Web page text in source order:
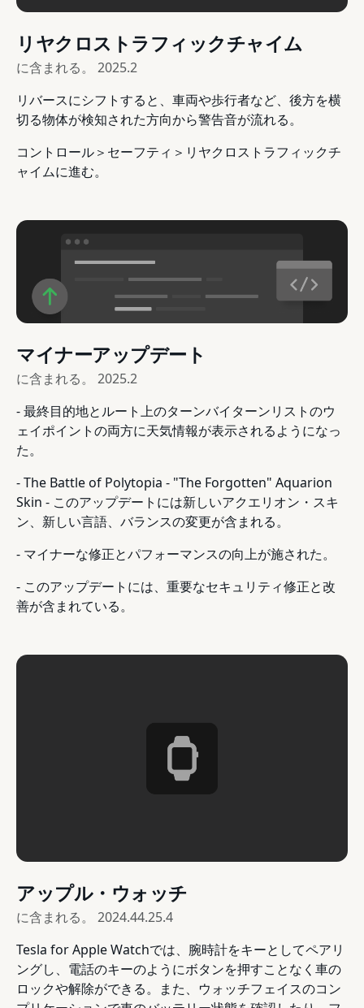
リヤクロストラフィックチャイム
に含まれる。 2025.2
リバースにシフトすると、車両や歩行者など、後方を横
切る物体が検知された方向から警告音が流れる。
コントロール＞セーフティ＞リヤクロストラフィックチ
ャイムに進む。
マイナーアップデート
に含まれる。 2025.2
- 最終目的地とルート上のターンバイターンリストのウ
ェイポイントの両方に天気情報が表示されるようになっ
た。
- The Battle of Polytopia - "The Forgotten" Aquarion
Skin - このアップデートには新しいアクエリオン・スキ
ン、新しい言語、バランスの変更が含まれる。
- マイナーな修正とパフォーマンスの向上が施された。
- このアップデートには、重要なセキュリティ修正と改
善が含まれている。
アップル・ウォッチ
に含まれる。 2024.44.25.4
Tesla for Apple Watchでは、腕時計をキーとしてペアリ
ングし、電話のキーのようにボタンを押すことなく車の
ロックや解除ができる。また、ウォッチフェイスのコン